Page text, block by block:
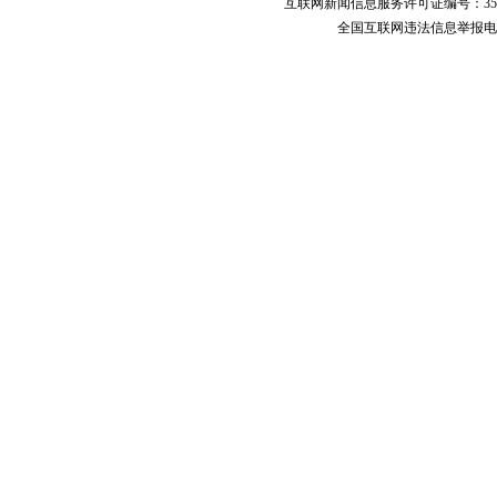
互联网新闻信息服务许可证编号：
全国互联网违法信息举报